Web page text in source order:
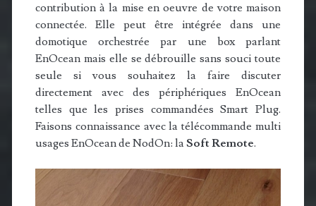
contribution à la mise en oeuvre de votre maison
connectée. Elle peut être intégrée dans une
domotique orchestrée par une box parlant
EnOcean mais elle se débrouille sans souci toute
seule si vous souhaitez la faire discuter
directement avec des périphériques EnOcean
telles que les prises commandées Smart Plug.
Faisons connaissance avec la télécommande multi
usages EnOcean de NodOn: laSoft Remote.